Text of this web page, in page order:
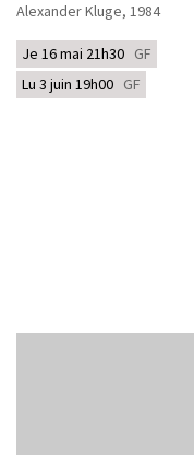
Alexander Kluge, 1984
Je 16 mai 21h30 GF
Lu 3 juin 19h00 GF